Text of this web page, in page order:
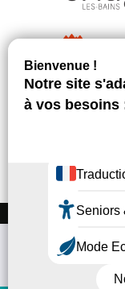
Conditions
GRATUIT -